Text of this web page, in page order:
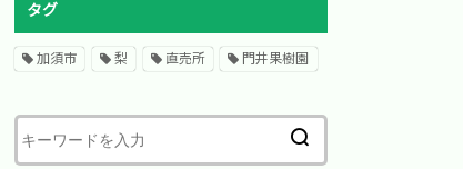
タグ
加須市 梨 直売所 門井果樹園